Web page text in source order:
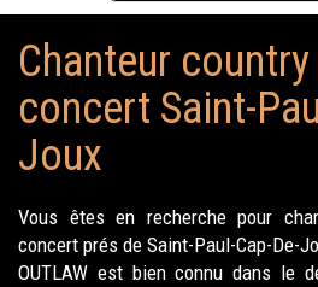
Chanteur
concert Saint-
Joux
Vous êtes en recherche pour
concert prés de Saint-Paul-Cap-De-
OUTLAW est bien connu dans le